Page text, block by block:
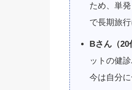
ため、単
で長期旅
Bさん（20
ットの健
今は自分